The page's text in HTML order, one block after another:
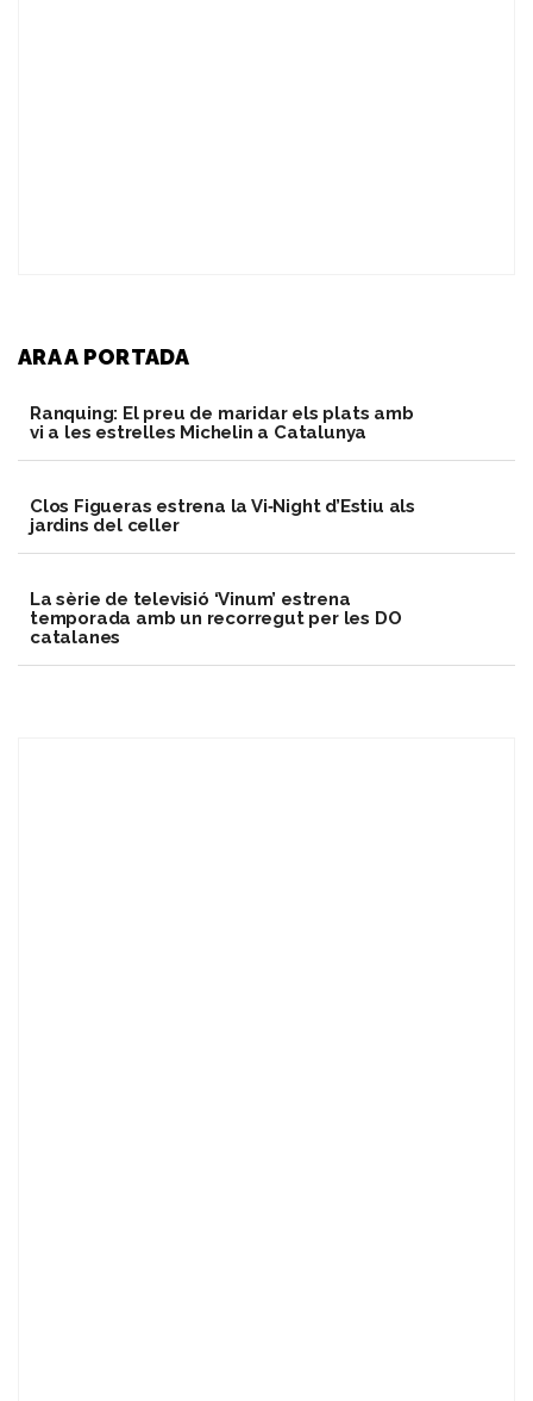
ARA A PORTADA
Ranquing: El preu de maridar els plats amb
vi a les estrelles Michelin a Catalunya
Clos Figueras estrena la Vi‑Night d’Estiu als
jardins del celler
La sèrie de televisió ‘Vinum’ estrena
temporada amb un recorregut per les DO
catalanes